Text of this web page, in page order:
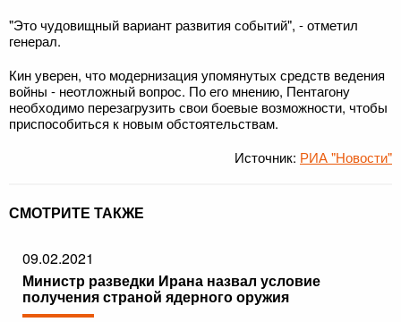
"Это чудовищный вариант развития событий", - отметил
генерал.
Кин уверен, что модернизация упомянутых средств ведения
войны - неотложный вопрос. По его мнению, Пентагону
необходимо перезагрузить свои боевые возможности, чтобы
приспособиться к новым обстоятельствам.
Источник: РИА "Новости"
СМОТРИТЕ ТАКЖЕ
09.02.2021
Министр разведки Ирана назвал условие
получения страной ядерного оружия